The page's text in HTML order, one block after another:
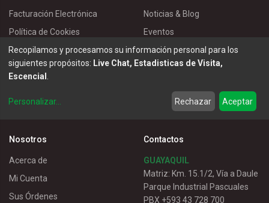
Facturación Electrónica
Política de Cookies
Política de Privacidad
Política de Entrega
Servicio al Cliente
Noticias & Blog
Eventos
Master Eléctricos
Catálogos
Nosotros
Acerca de
Mi Cuenta
Sus Órdenes
Contactos
GUAYAQUIL
Matriz: Km. 15.1/2, Vía a Daule
Parque Industrial Pascuales
PBX +593 43 728 700
Recopilamos y procesamos su información personal para los
siguientes propósitos: Live Chat, Estadisticas de Visita,
Escencial
Personalizar... Rechazar Aceptar